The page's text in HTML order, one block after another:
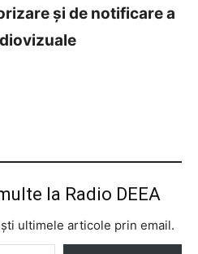
și de notificare a
la Radio DEEA
ultimele articole prin email.